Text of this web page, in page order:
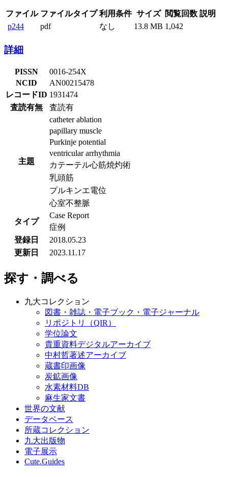
ファイル ファイルタイプ 利用条件 サイズ 閲覧回数 説明
p244
pdf なし 13.8 MB 1,042
詳細
PISSN
0016-254X
NCID
AN00215478
レコードID 1931474
査読有無
査読有
主題
catheter ablation
papillary muscle
Purkinje potential
ventricular arrhythmia
カテーテル心筋焼灼術
乳頭筋
プルキンエ電位
心室不整脈
タイプ
Case Report
症例
登録日
2018.05.23
更新日
2023.11.17
探す・調べる
九大コレクション
図書・雑誌・電子ブック・電子ジャーナル
リポジトリ（QIR）
学位論文
貴重資料デジタルアーカイブ
中村哲著述アーカイブ
蔵書印画像
炭鉱画像
水素材料DB
麻生家文書
世界の文献
データベース
所蔵コレクション
九大出版物
電子展示
Cute.Guides